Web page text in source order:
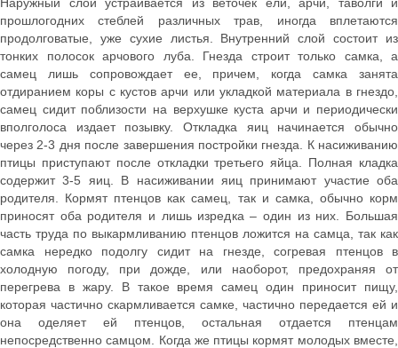
прошлогодних стеблей различных трав, иногда вплетаются
продолговатые, уже сухие листья. Внутренний слой состоит из
тонких полосок арчового луба. Гнезда строит только самка, а
самец лишь сопровождает ее, причем, когда самка занята
отдиранием коры с кустов арчи или укладкой материала в гнездо,
самец сидит поблизости на верхушке куста арчи и периодически
вполголоса издает позывку. Откладка яиц начинается обычно
через 2-3 дня после завершения постройки гнезда. К насиживанию
птицы приступают после откладки третьего яйца. Полная кладка
содержит 3-5 яиц. В насиживании яиц принимают участие оба
родителя. Кормят птенцов как самец, так и самка, обычно корм
приносят оба родителя и лишь изредка – один из них. Большая
часть труда по выкармливанию птенцов ложится на самца, так как
самка нередко подолгу сидит на гнезде, согревая птенцов в
холодную погоду, при дожде, или наоборот, предохраняя от
перегрева в жару. В такое время самец один приносит пищу,
которая частично скармливается самке, частично передается ей и
она оделяет ей птенцов, остальная отдается птенцам
непосредственно самцом. Когда же птицы кормят молодых вместе,